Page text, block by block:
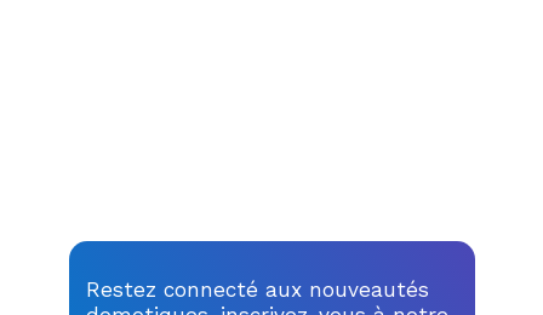
Restez connecté aux nouveautés